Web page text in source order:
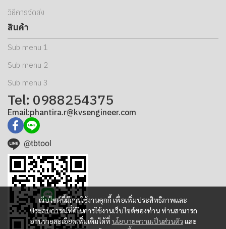
เว็บไซต์นี้มีการใช้งานคุกกี้ เพื่อเพิ่มประสิทธิภาพและ
ประสบการณ์ที่ดีในการใช้งานเว็บไซต์ของท่าน ท่านสามารถ
อ่านรายละเอียดเพิ่มเติมได้ที่ นโยบายความเป็นส่วนตัว และ
วิธีการจัดส่ง
สินค้า
Sub menu 1
Sub menu 2
Sub menu 3
Tel: 0988254375
Email:phantira.r@kvsengineer.com
@tbtool